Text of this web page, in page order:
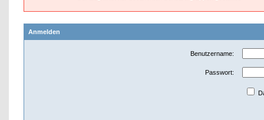
Anmelden
Benutzername:
Passwort: